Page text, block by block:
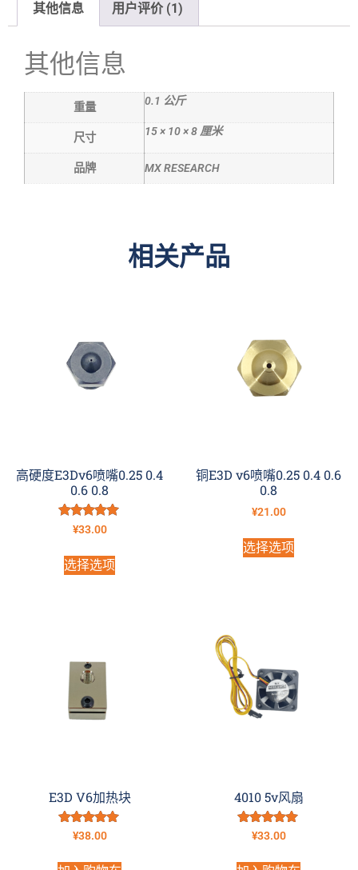
其他信息 用户评价 (1)
其他信息
重量 0.1 公斤
尺寸 15 × 10 × 8 厘米
品牌 MX RESEARCH
相关产品
高硬度E3Dv6喷嘴0.25 0.4
0.6 0.8
评分
¥33.00
选择选项
铜E3D v6喷嘴0.25 0.4 0.6
0.8
¥21.00
选择选项
E3D V6加热块
评分
¥38.00
4010 5v风扇
评分
¥33.00